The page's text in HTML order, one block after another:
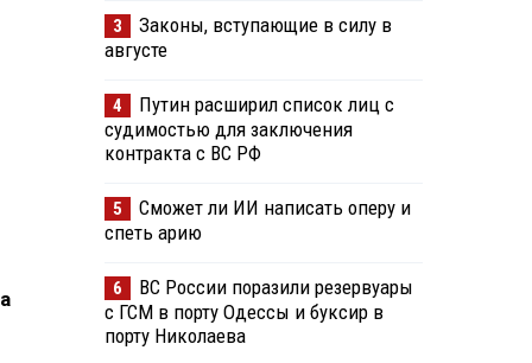
3
Законы, вступающие в силу в
августе
4
Путин расширил список лиц с
судимостью для заключения
контракта с ВС РФ
5
Сможет ли ИИ написать оперу и
спеть арию
6
ВС России поразили резервуары
с ГСМ в порту Одессы и буксир в
порту Николаева